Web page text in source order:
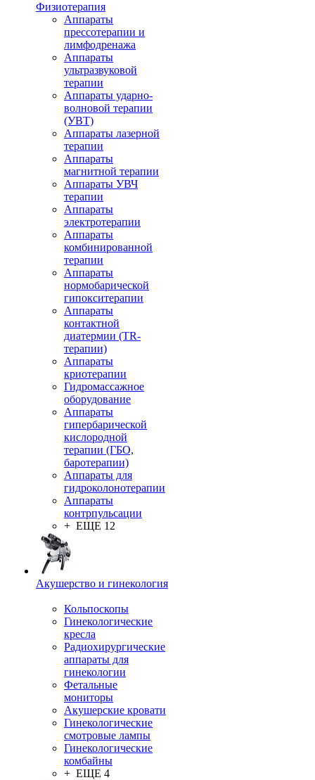
Физиотерапия
Аппараты
прессотерапии и
лимфодренажа
Аппараты
ультразвуковой
терапии
Аппараты ударно-
волновой терапии
(УВТ)
Аппараты лазерной
терапии
Аппараты
магнитной терапии
Аппараты УВЧ
терапии
Аппараты
электротерапии
Аппараты
комбинированной
терапии
Аппараты
нормобарической
гипокситерапии
Аппараты
контактной
диатермии (TR-
терапии)
Аппараты
криотерапии
Гидромассажное
оборудование
Аппараты
гипербарической
кислородной
терапии (ГБО,
баротерапии)
Аппараты для
гидроколонотерапии
Аппараты
контрпульсации
+ ЕЩЕ 12
Акушерство и гинекология
Кольпоскопы
Гинекологические
кресла
Радиохирургические
аппараты для
гинекологии
Фетальные
мониторы
Акушерские кровати
Гинекологические
смотровые лампы
Гинекологические
комбайны
+ ЕЩЕ 4